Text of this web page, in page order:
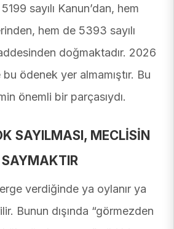
sayılı Kanun’dan, hem
hem de 5393 sayılı
doğmaktadır. 2026
ödenek yer almamıştır. Bu
önemli bir parçasıydı.
SAYILMASI, MECLİSİN
verdiğinde ya oylanır ya
Bunun dışında “görmezden